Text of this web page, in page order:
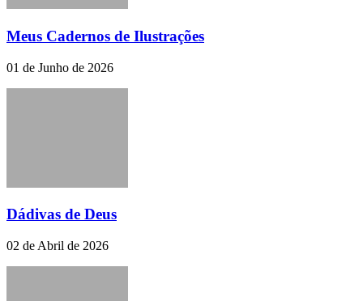
Meus Cadernos de Ilustrações
01 de Junho de 2026
Dádivas de Deus
02 de Abril de 2026